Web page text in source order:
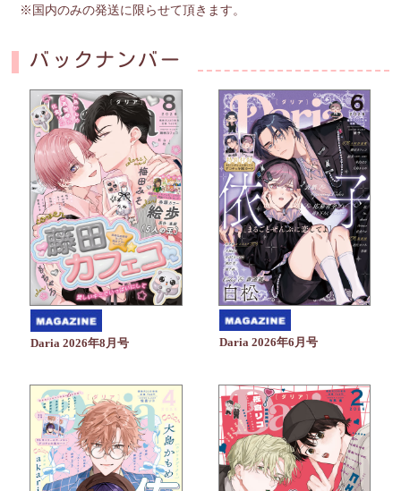
※国内のみの発送に限らせて頂きます。
バックナンバー
Daria 2026年8月号 Daria 2026年6月号